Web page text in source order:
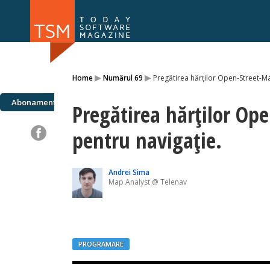
Home▸Numărul 69 ▸ Pregătirea hărților Open-Street-
Abonamente
Pregătirea hărților
pentru navigație.
Andrei Sima
Map Analyst @ Telenav
PROGRAMARE